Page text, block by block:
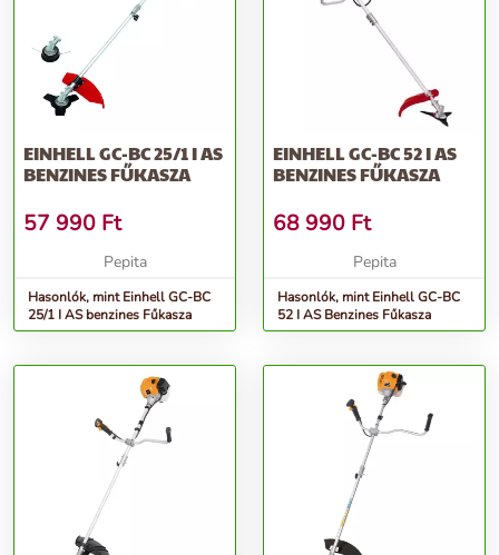
cm3 Teljesítmény 0.6 kW Üzemanyagtartály űrtartalma 0.45 L
Damilfej fordulatszáma 8500 rpm Vágásszélesség dupla damillal
380 mm Damil átmérője2 mm Damil hossza 400 cm Logisztikai
adatok Hosszúság1023 mm Szélesség280 mm Magasság280 mm
Termék súlya5.4 kg
További információk>>
EINHELL GC-BC 25/1 I AS
BENZINES FŰKASZA
57 990 Ft
Pepita
Hasonlók, mint Einhell GC-BC
25/1 I AS benzines Fűkasza
EINHELL GC-BC 52 I AS
BENZINES FŰKASZA
68 990 Ft
Pepita
Hasonlók, mint Einhell GC-BC
52 I AS Benzines Fűkasza